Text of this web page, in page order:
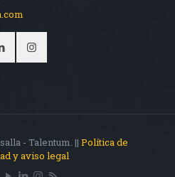
- Talentum. || Política de
y aviso legal